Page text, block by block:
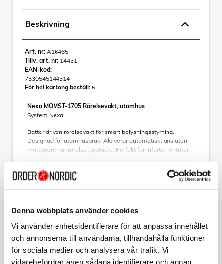
Denna webbplats använder cookies
Vi använder enhetsidentifierare för att anpassa innehållet
och annonserna till användarna, tillhandahålla funktioner
för sociala medier och analysera vår trafik. Vi
vidarebefordrar även sådana identifierare och annan
Beskrivning
Art. nr: A16465
Tillv. art. nr: 14431
EAN-kod:
7330545144314
För hel kartong beställ: 5
Nexa MOMST-1705 Rörelsevakt, utomhus
System Nexa
Batteridriven rörelsevakt för smart belysningsstyrning.
Designad för utomhusbruk. Aktiverar automatiskt ansluten
mottagare när rörelse upptäcks. Perfekt för infarter, entréer
▪ Kompatibel med System Nexaoch System Nexa2
• IP44-klassad, tålig mot regn och damm
täckning
• Timerfunktion: välj mellan 5 s, 1, 5 eller 10 min
• LED-indikering för låg batterinivå
Varumärke
Tillbehör
VARTA
CR2450 3V Lithium Knappcellsbatteri 2-pack